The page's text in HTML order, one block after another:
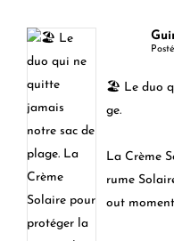
🏖️ Le duo
ge.
La Crème
rume
out